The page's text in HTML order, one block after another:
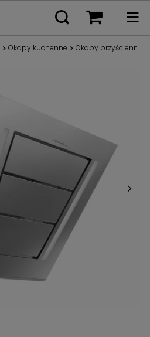
Okapy kuchenne Okapy przyścienne